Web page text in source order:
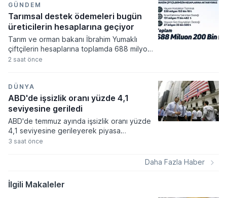
itibarıyla Genel Müdür Yardımcısı H. Cahit
Çınar atanıyor.
GÜNDEM
Tarımsal destek ödemeleri bugün
üreticilerin hesaplarına geçiyor
Tarım ve orman bakanı İbrahim Yumaklı
çiftçilerin hesaplarına toplamda 688 milyon
200 bin lira tutarında destekleme ödemesi
kapsamında hayvan hastalıkları
tazminatından kırsal kalkınma yatırımlarına
kadar pek çok farklı kalem destekleniyor.
2 saat önce
DÜNYA
ABD'de işsizlik oranı yüzde 4,1
seviyesine geriledi
ABD'de temmuz ayında işsizlik oranı yüzde
4,1 seviyesine gerileyerek piyasa
beklentilerinin altında bir performans
temel belirleyicisi oldu.
3 saat önce
Daha Fazla Haber
İlgili Makaleler